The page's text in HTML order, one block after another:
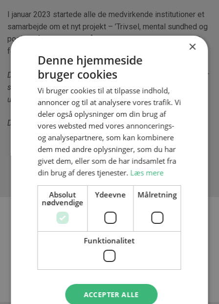
I januar 2023 startede alle de medvirkende institutioner et
samarbejde om et nyt projekt – ’Trivsel, mental sundhed og
positive fællesskaber på FGU’ – der skal være med til at
forankre resultaterne fra dette projekt.
Du finder en visuel præsentation af de udviklede modeller for
samarbejde med erhvervslivet
her, samarbejde med
ungdomsinstitutioner her og for skolemiljø og kultur
Du kan læse mere om ’Succesfulde overgange’ i artiklen
ARTIKLEN ER SLUT
Læs flere spændende artikler i vores nyhedsarkiv
×
Denne hjemmeside
bruger cookies
Vi bruger cookies til at tilpasse indhold,
annoncer og til at analysere vores trafik. Vi
deler også oplysninger om din brug af
vores websted med vores annoncerings-
og analysepartnere, som kan kombinere
dem med andre oplysninger, som du har
givet dem, eller som de har indsamlet fra
din brug af deres tjenester. Læs mere
Absolut
nødvendige
Ydeevne Målretning
Funktionalitet
ACCEPTER ALLE